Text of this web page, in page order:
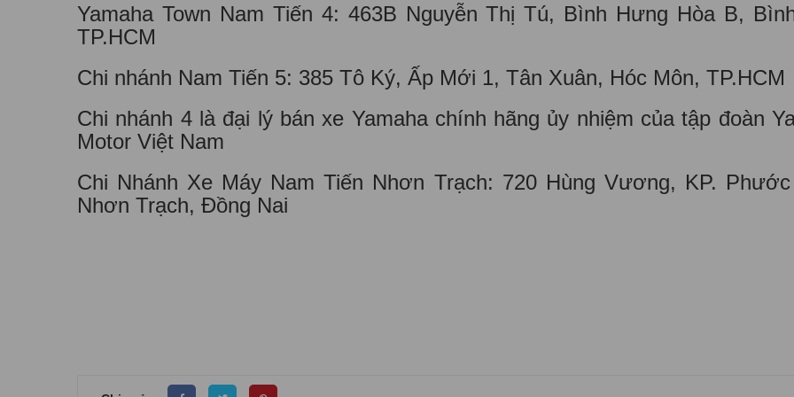
Yamaha Town Nam Tiến 4: 463B Nguyễn Thị Tú, Bình Hưng Hòa B,
TP.HCM
Chi nhánh Nam Tiến 5: 385 Tô Ký, Ấp Mới 1, Tân Xuân, Hóc Môn, TP.HCM
Chi nhánh 4 là đại lý bán xe Yamaha chính hãng ủy nhiệm của tập đoàn
Motor Việt Nam
Chi Nhánh Xe Máy Nam Tiến Nhơn Trạch: 720 Hùng Vương, KP. Phước
Nhơn Trạch, Đồng Nai